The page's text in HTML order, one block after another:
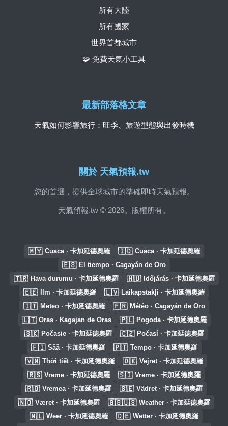
關於 天氣預報.tw
您的首選，提供全球城市的準確即時天氣預報。
天氣預報.tw © 2026。版權所有。
所有大陸
所有國家
世界首都城市
🧩 免費天氣小工具
最新部落格文章
天氣如何影響旅行：旺季、旅遊型態與出發時機
🇲🇾 Cuaca · 卡加延德奧羅 🇮🇩 Cuaca · 卡加延德奧羅
🇪🇸 El tiempo · Cagayán de Oro
🇹🇷 Hava durumu · 卡加延德奧羅 🇭🇺 Időjárás · 卡加延德奧羅
🇪🇪 Ilm · 卡加延德奧羅 🇱🇻 Laikapstākļi · 卡加延德奧羅
🇮🇹 Meteo · 卡加延德奧羅 🇫🇷 Météo · Cagayán de Oro
🇱🇹 Oras · Kagajan de Oras 🇵🇱 Pogoda · 卡加延德奧羅
🇸🇰 Počasie · 卡加延德奧羅 🇨🇿 Počasí · 卡加延德奧羅
🇫🇮 Sää · 卡加延德奧羅 🇵🇹 Tempo · 卡加延德奧羅
🇻🇳 Thời tiết · 卡加延德奧羅 🇩🇰 Vejret · 卡加延德奧羅
🇷🇸 Vreme · 卡加延德奧羅 🇸🇮 Vreme · 卡加延德奧羅
🇷🇴 Vremea · 卡加延德奧羅 🇸🇪 Vädret · 卡加延德奧羅
🇳🇴 Været · 卡加延德奧羅 🇬🇧🇺🇸 Weather · 卡加延德奧羅
🇳🇱 Weer · 卡加延德奧羅 🇩🇪 Wetter · 卡加延德奧羅